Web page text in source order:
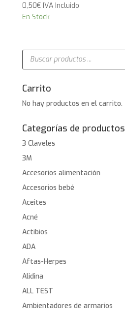
0,50€ IVA Incluido
En Stock
Búsqueda
productos
Carrito
No hay productos en el carrito.
Categorías de productos
3 Claveles
3M
Accesorios alimentación
Accesorios bebé
Aceites
Acné
Actibios
ADA
Aftas-Herpes
Alidina
ALL TEST
Ambientadores de armarios